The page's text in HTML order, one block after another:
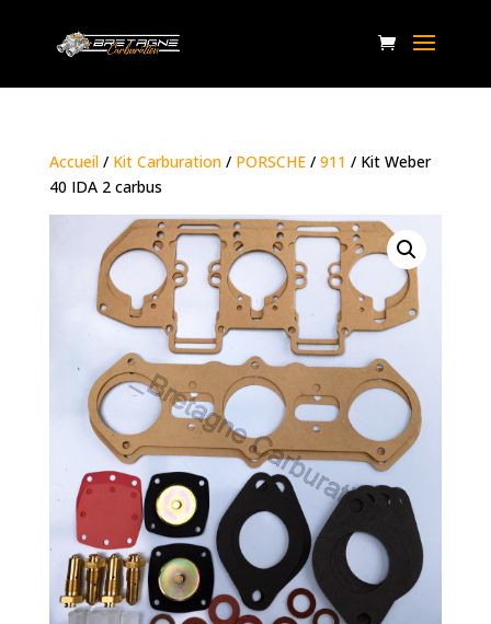
Accueil/ Kit Carburation/ PORSCHE/ 911 / Kit Weber
40 IDA 2 carbus